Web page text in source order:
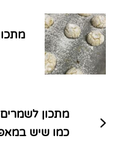
בפוסטים
מתכון
כמו שיש